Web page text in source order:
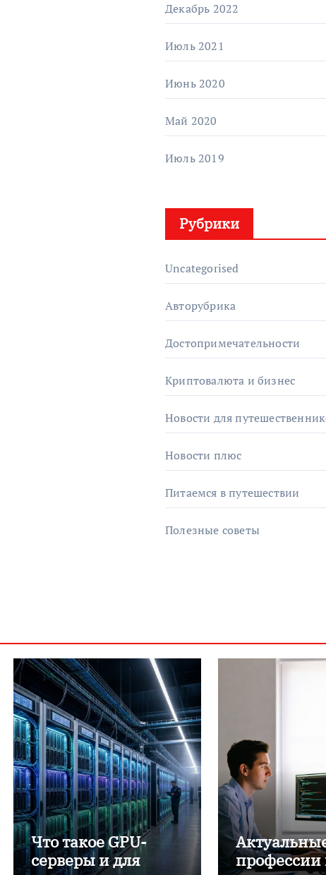
Декабрь 2022
Июль 2021
Июнь 2020
Май 2020
Июль 2019
Рубрики
Uncategorised
Авторубрика
Достопримечательности
Криптовалюта и бизнес
Новости для
Новости плюс
Питаемся в путешествии
Полезные советы
Что такое GPU-
серверы и для
профессии